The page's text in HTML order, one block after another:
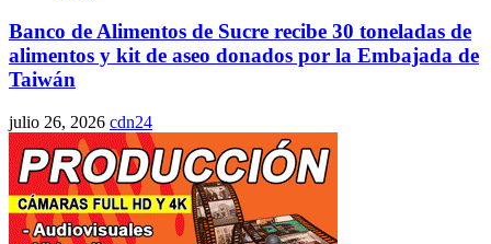
Banco de Alimentos de Sucre recibe 30 toneladas de
alimentos y kit de aseo donados por la Embajada de
Taiwán
julio 26, 2026 cdn24